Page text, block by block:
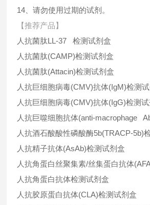
14、请勿使用过期的试剂。
【推荐产品】
人抗菌肽LL-37 检测试剂盒
人抗菌肽(CAMP)检测试剂盒
人抗菌肽(Attacin)检测试剂盒
人抗巨细胞病毒(CMV)抗体(IgM)检测
人抗巨细胞病毒(CMV)抗体(IgG)检测
人抗巨噬细胞抗体(anti-macrophage
人抗酒石酸酸性磷酸酶5b(TRACP-5b)
人抗精子抗体(AsAb)检测试剂盒
人抗角蛋白丝聚集素/丝集蛋白抗体
人抗角蛋白抗体检测试剂盒
人抗胶原蛋白抗体(CLA)检测试剂盒